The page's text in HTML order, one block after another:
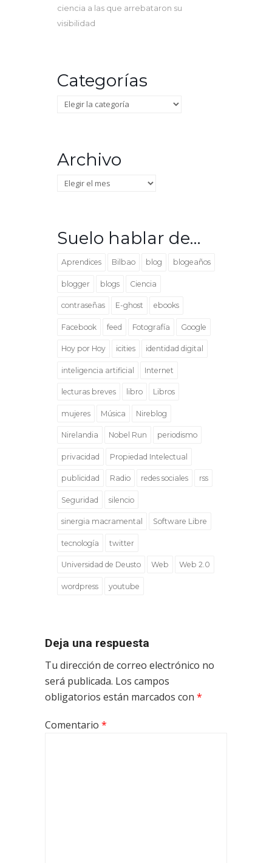
ciencia a las que arrebataron su
visibilidad
Categorías
Categorías
Archivo
Archivo
Suelo hablar de…
Aprendices Bilbao blog blogeaños
blogger blogs Ciencia
contraseñas E-ghost ebooks
Facebook feed Fotografía Google
Hoy por Hoy icities identidad digital
inteligencia artificial Internet
lecturas breves libro Libros
mujeres Música Nireblog
Nirelandia Nobel Run periodismo
privacidad Propiedad Intelectual
publicidad Radio redes sociales rss
Seguridad silencio
sinergia macramental Software Libre
tecnología twitter
Universidad de Deusto Web Web 2.0
wordpress youtube
Deja una respuesta
Tu dirección de correo electrónico no
será publicada. Los campos
obligatorios están marcados con *
Comentario *